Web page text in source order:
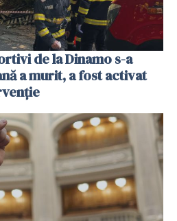
de la Dinamo s-a
a murit, a fost activat